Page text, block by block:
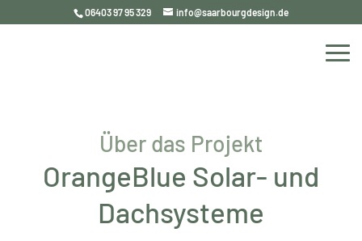
06403 97 95 329 info@saarbourgdesign.de
Über das Projekt
OrangeBlue Solar- und
Dachsysteme